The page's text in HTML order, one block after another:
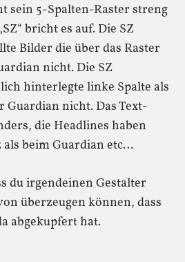
sein 5-Spalten-Raster streng
bricht es auf. Die SZ
Bilder die über das Raster
nicht. Die SZ
hinterlegte linke Spalte als
nicht. Das Text-
die Headlines haben
als beim Guardian etc…
du irgendeinen Gestalter
überzeugen können, dass
abgekupfert hat.